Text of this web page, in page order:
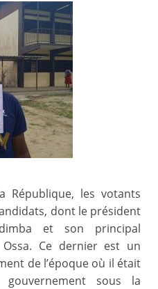
République, les votants
dont le président
et son principal
Ce dernier est un
de l’époque où il était
sous la